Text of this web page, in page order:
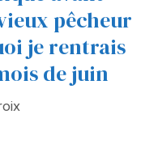
pêcheur
je rentrais
de juin